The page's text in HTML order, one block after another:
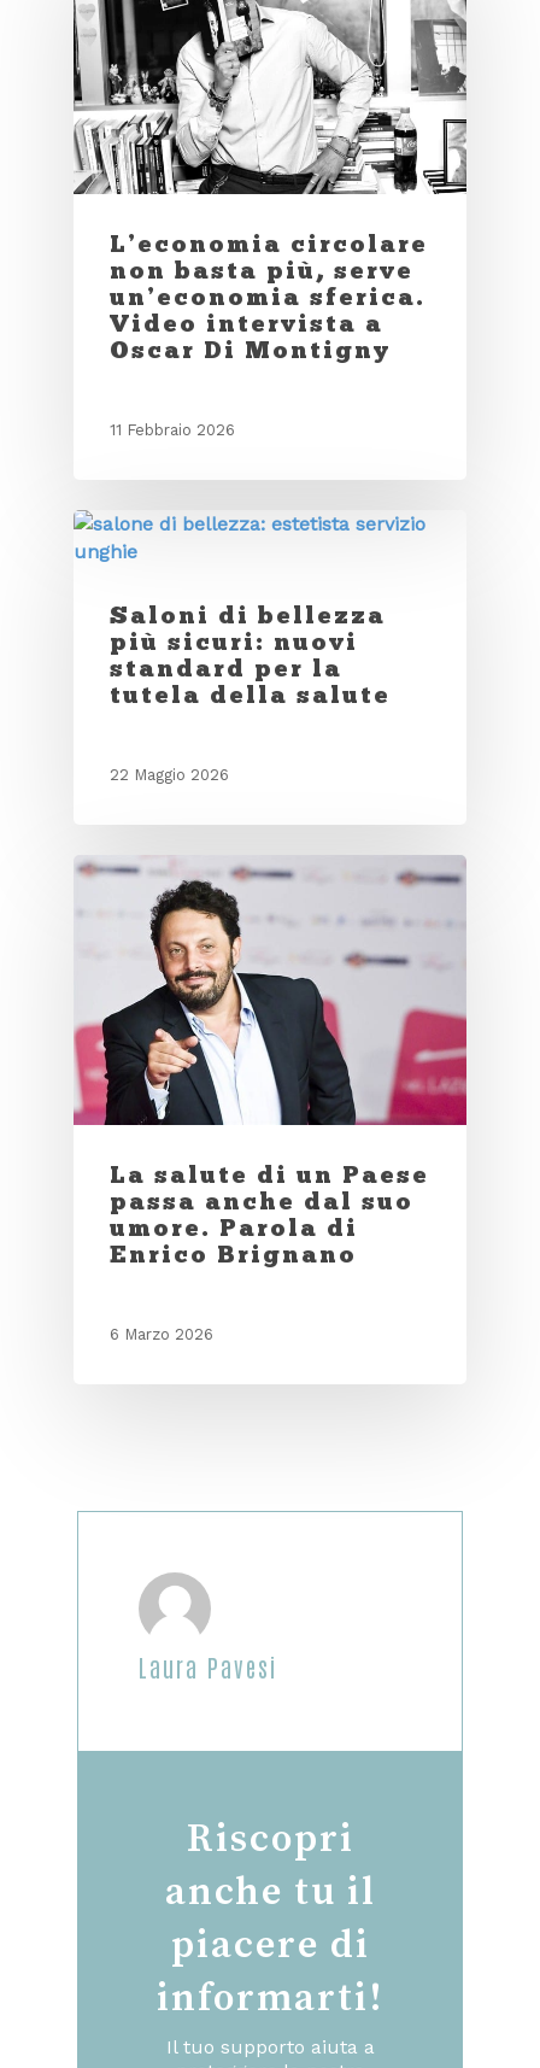
L’economia circolare
non basta più, serve
un’economia sferica.
Video intervista a
Oscar Di Montigny
11 Febbraio 2026
Saloni di bellezza
più sicuri: nuovi
standard per la
tutela della salute
22 Maggio 2026
La salute di un Paese
passa anche dal suo
umore. Parola di
Enrico Brignano
6 Marzo 2026
Laura Pavesi
Riscopri
anche tu il
piacere di
informarti!
Il tuo supporto aiuta a